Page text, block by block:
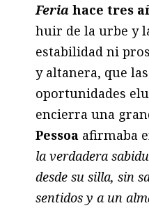
Feria hace tres
huir de la urbe y
estabilidad ni
y altanera, que
oportunidades
encierra una
Pessoa afirmaba
la verdadera
desde su silla, sin
sentidos y a un